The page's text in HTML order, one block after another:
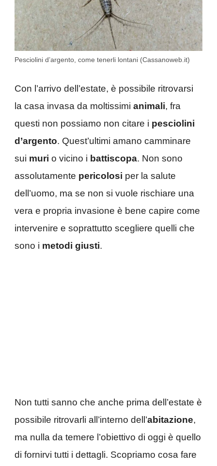
Pesciolini d’argento, come tenerli lontani (Cassanoweb.it)
Con l’arrivo dell’estate, è possibile ritrovarsi
la casa invasa da moltissimi animali, fra
questi non possiamo non citare i pesciolini
d’argento. Quest’ultimi amano camminare
sui muri o vicino i battiscopa. Non sono
assolutamente pericolosi per la salute
dell’uomo, ma se non si vuole rischiare una
vera e propria invasione è bene capire come
intervenire e soprattutto scegliere quelli che
sono i metodi giusti.
Non tutti sanno che anche prima dell’estate è
possibile ritrovarli all’interno dell’abitazione,
ma nulla da temere l’obiettivo di oggi è quello
di fornirvi tutti i dettagli. Scopriamo cosa fare